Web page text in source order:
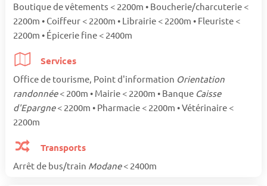
Boutique de vêtements < 2200m • Boucherie/charcuterie <
2200m • Coiffeur < 2200m • Librairie < 2200m • Fleuriste <
2200m • Épicerie fine < 2400m
Services
Office de tourisme, Point d'information Orientation
randonnée< 200m • Mairie < 2200m • Banque Caisse
d'Epargne< 2200m • Pharmacie < 2200m • Vétérinaire <
2200m
Transports
Arrêt de bus/train Modane< 2400m